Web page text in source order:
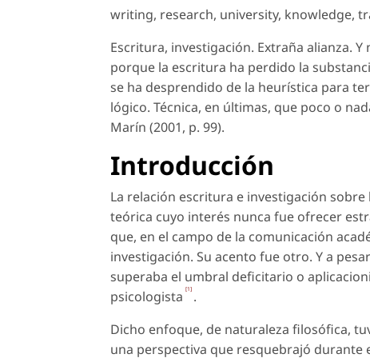
writing, research, university, knowledge,
Escritura, investigación. Extraña alianza.
porque la escritura ha perdido la
se ha desprendido de la heurística para
lógico. Técnica, en últimas, que poco o
Marín (2001, p. 99).
Introducción
La relación escritura e investigación
teórica cuyo interés nunca fue ofrecer
que, en el campo de la comunicación
investigación. Su acento fue otro. Y a
superaba el umbral deficitario o
psicologista [1] .
Dicho enfoque, de naturaleza filosófica,
una perspectiva que resquebrajó durante